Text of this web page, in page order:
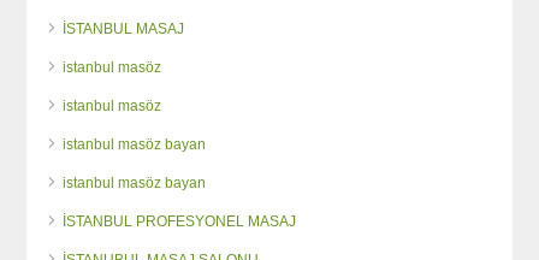
İSTANBUL MASAJ
istanbul masöz
istanbul masöz
istanbul masöz bayan
istanbul masöz bayan
İSTANBUL PROFESYONEL MASAJ